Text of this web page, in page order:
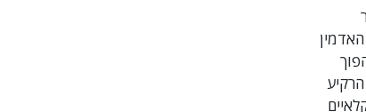
האדמין